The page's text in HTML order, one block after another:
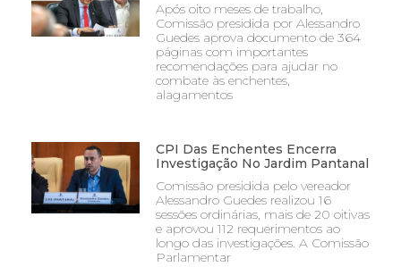
Após oito meses de trabalho,
Comissão presidida por Alessandro
Guedes aprova documento de 364
páginas com importantes
recomendações para ajudar no
combate às enchentes,
alagamentos
CPI Das Enchentes Encerra
Investigação No Jardim Pantanal
Comissão presidida pelo vereador
Alessandro Guedes realizou 16
sessões ordinárias, mais de 20 oitivas
e aprovou 112 requerimentos ao
longo das investigações. A Comissão
Parlamentar